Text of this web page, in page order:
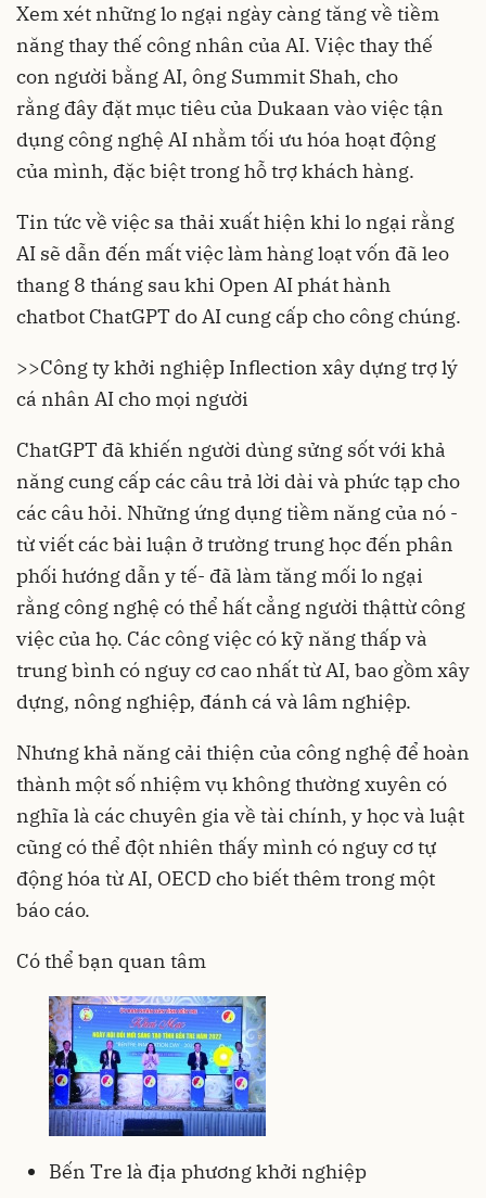
Xem xét những lo ngại ngày càng tăng về tiềm
năng thay thế công nhân của AI. Việc thay thế
con người bằng AI, ông Summit Shah, cho
rằng đây đặt mục tiêu của Dukaan vào việc tận
dụng công nghệ AI nhằm tối ưu hóa hoạt động
của mình, đặc biệt trong hỗ trợ khách hàng.
Tin tức về việc sa thải xuất hiện khi lo ngại rằng
AI sẽ dẫn đến mất việc làmhàng loạt vốn đã leo
thang 8 tháng sau khi Open AI phát hành
chatbot ChatGPT do AI cung cấp cho công chúng.
>>Công ty khởi nghiệp Inflection xây dựng trợ lý
cá nhân AI cho mọi người
ChatGPT đã khiến người dùng sửng sốt với khả
năng cung cấp các câu trả lời dài và phức tạp cho
các câu hỏi. Những ứng dụng tiềm năng của nó -
từ viết các bài luận ở trường trung học đến phân
phối hướng dẫn y tế- đã làm tăng mối lo ngại
rằng công nghệ có thể hất cẳng người thậttừ công
việc của họ. Các công việc có kỹ năng thấp và
trung bình có nguy cơ cao nhất từ AI, bao gồm xây
dựng, nông nghiệp, đánh cá và lâm nghiệp.
Nhưng khả năng cải thiện của công nghệ để hoàn
thành một số nhiệm vụ không thường xuyên có
nghĩa là các chuyên gia về tài chính, y học và luật
cũng có thể đột nhiên thấy mình có nguy cơ tự
động hóa từ AI, OECD cho biết thêm trong một
báo cáo.
Có thể bạn quan tâm
Bến Tre là địa phương khởi nghiệp